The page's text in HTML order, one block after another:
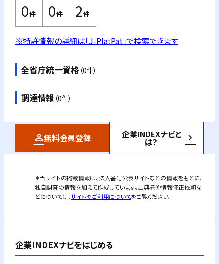
0件 0件 2件
※特許情報の詳細は「J-PlatPat」で検索できます
全省庁統一資格（0件）
調達情報 （0件）
無料会員登録 企業INDEXナビと
は？
＊当サイトの掲載情報は、法人番号公表サイトなどの情報をもとに、
独自調査の情報を加えて作成しています。出典元や情報修正依頼な
どについては、サイトのご利用についてをご覧ください。
企業INDEXナビをはじめる